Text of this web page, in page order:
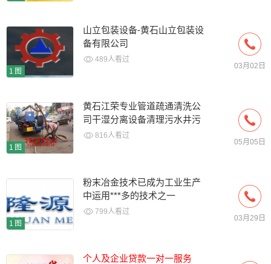
1图
山立包装设备-黄石山立包装设
备有限公司
489人看过
03月02日
1图
黄石江荣专业管道疏通清洗公
司干湿分离设备清理污水井污
水池沉淀池隔油池化粪池淤泥
816人看过
05月05日
1图
粉末冶金技术已成为工业生产
中运用***多的技术之一
799人看过
03月29日
个人及企业贷款一对一服务